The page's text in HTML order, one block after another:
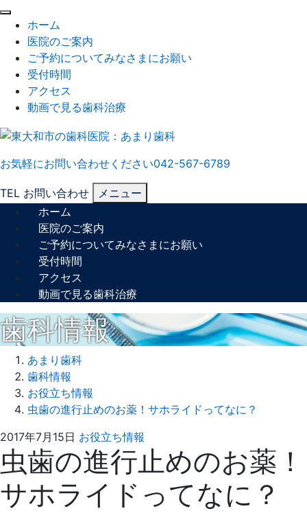
ホーム
医院のご案内
ご予約についてみなさまにお願い
受付時間
アクセス
動画で見る歯科治療
お気軽にお問い合わせください042-567-6789
TEL お問い合わせ
メニュー
ホーム
医院のご案内
ご予約についてみなさまにお願い
受付時間
アクセス
動画で見る歯科治療
歯科情報
あまり歯科
歯科情報
お役立ち情報
虫歯の進行止めのお薬！サホライドってなに？
2017年7月15日 お役立ち情報
年
7
15
ま
り
科
虫歯の進行止めのお薬！
サホライドってなに？